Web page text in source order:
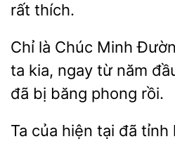
rất
Chỉ là Chúc Minh
ta
ngay từ năm
bị băng phong rồi.
Ta tại đã